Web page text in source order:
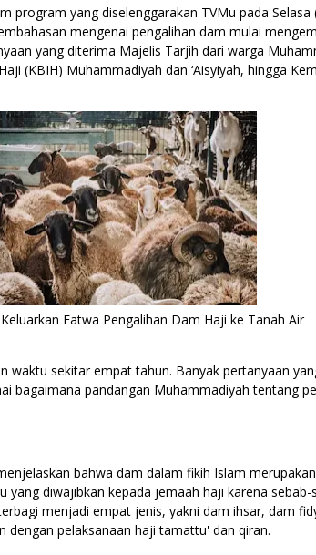
program yang diselenggarakan TVMu pada Selasa
mengenai pengalihan dam mulai
yang diterima Majelis Tarjih dari warga
(KBIH) Muhammadiyah dan ‘Aisyiyah, hingga
Fatwa Pengalihan Dam Haji ke Tanah Air
waktu sekitar empat tahun. Banyak pertanyaan
bagaimana pandangan Muhammadiyah tentang
bahwa dam dalam fikih Islam merupakan
yang diwajibkan kepada jemaah haji karena sebab-
menjadi empat jenis, yakni dam ihsar, dam
dengan pelaksanaan haji tamattu' dan qiran.